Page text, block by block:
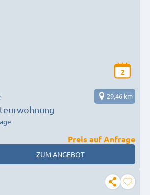
2
29,46 km
Preis auf Anfrage
ZUM ANGEBOT